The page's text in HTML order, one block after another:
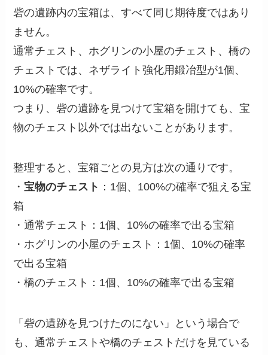
砦の遺跡内の宝箱は、すべて同じ期待度ではあり
ません。
通常チェスト、ホグリンの小屋のチェスト、橋の
チェストでは、ネザライト強化用鍛冶型が1個、
10%の確率です。
つまり、砦の遺跡を見つけて宝箱を開けても、宝
物のチェスト以外では出ないことがあります。
整理すると、宝箱ごとの見方は次の通りです。
・宝物のチェスト ：1個、100%の確率で狙える宝
箱
・通常チェスト：1個、10%の確率で出る宝箱
・ホグリンの小屋のチェスト：1個、10%の確率
で出る宝箱
・橋のチェスト：1個、10%の確率で出る宝箱
「砦の遺跡を見つけたのにない」という場合で
も、通常チェストや橋のチェストだけを見ている